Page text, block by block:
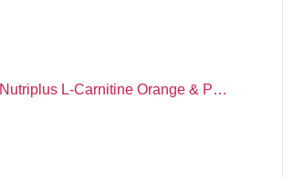
Nutriplus L-Carnitine Orange & P…